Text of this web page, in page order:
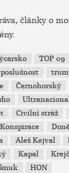
články o
TOP 09
Černohorský
Civilní stráž
Konspirace
Aleš Kejval
Kapal
HON